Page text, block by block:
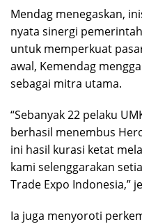
Mendag menegaskan,
nyata sinergi
untuk memperkuat
awal, Kemendag
sebagai mitra utama.
“Sebanyak 22 pelaku
berhasil menembus
ini hasil kurasi ketat
kami selenggarakan
Trade Expo Indonesia,”
Ia juga menyoroti